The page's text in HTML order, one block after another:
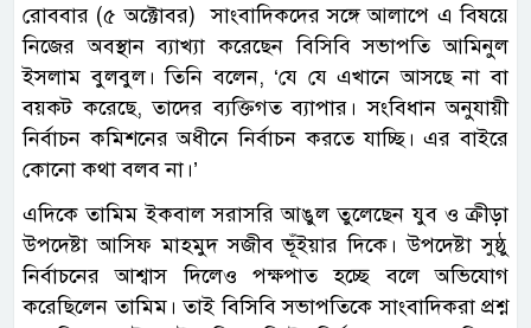
রোববার (৫ অক্টোবর) সাংবাদিকদের সঙ্গে আলাপে এ বিষয়ে
নিজের অবস্থান ব্যাখ্যা করেছেন বিসিবি সভাপতি আমিনুল
ইসলাম বুলবুল। তিনি বলেন, ‘যে যে এখানে আসছে না বা
বয়কট করেছে, তাদের ব্যক্তিগত ব্যাপার। সংবিধান অনুযায়ী
নির্বাচন কমিশনের অধীনে নির্বাচন করতে যাচ্ছি। এর বাইরে
কোনো কথা বলব না।’
এদিকে তামিম ইকবাল সরাসরি আঙুল তুলেছেন যুব ও ক্রীড়া
উপদেষ্টা আসিফ মাহমুদ সজীব ভূঁইয়ার দিকে। উপদেষ্টা সুষ্ঠু
নির্বাচনের আশ্বাস দিলেও পক্ষপাত হচ্ছে বলে অভিযোগ
করেছিলেন তামিম। তাই বিসিবি সভাপতিকে সাংবাদিকরা প্রশ্ন